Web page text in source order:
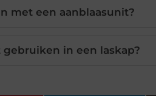
met een aanblaasunit?
in een laskap?